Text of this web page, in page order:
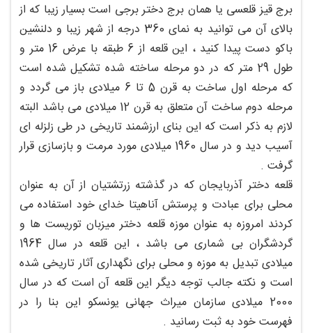
برج قیز قلعسی یا همان برج دختر برجی است بسیار زیبا که از
بالای آن می توانید به نمای 360 درجه از شهر زیبا و دلنشین
باکو دست پیدا کنید ، این قلعه از 6 طبقه با عرض 16 متر و
طول 29 متر که در دو مرحله ساخته شده تشکیل شده است
که مرحله اول ساخت به قرن 5 تا 6 میلادی باز می گردد و
مرحله دوم ساخت آن متعلق به قرن 12 میلادی می باشد البته
لازم به ذکر است که این بنای ارزشمند تاریخی در طی زلزله ای
آسیب دید و در سال 1960 میلادی مورد مرمت و بازسازی قرار
گرفت .
قلعه دختر آذربایجان که در گذشته زرتشتیان از آن به عنوان
محلی برای عبادت و پرستش آناهیتا خدای خود استفاده می
کردند امروزه به عنوان موزه قلعه دختر میزبان توریست ها و
گردشگران بی شماری می باشد ، این قلعه در سال 1964
میلادی تبدیل به موزه و محلی برای نگهداری آثار تاریخی شده
است و نکته جالب توجه دیگر این قلعه آن است که در سال
2000 میلادی سازمان میراث جهانی یونسکو این بنا را در
فهرست خود به ثبت رسانید .